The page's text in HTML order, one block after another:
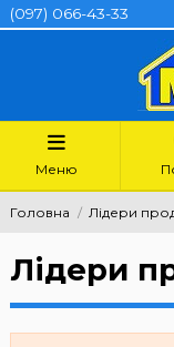
(097) 066-43-33
Меню
Головна Лідери
Лідери